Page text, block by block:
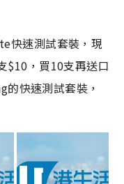
快速測試套裝，現
$10，買10支再送口
快速測試套裝，